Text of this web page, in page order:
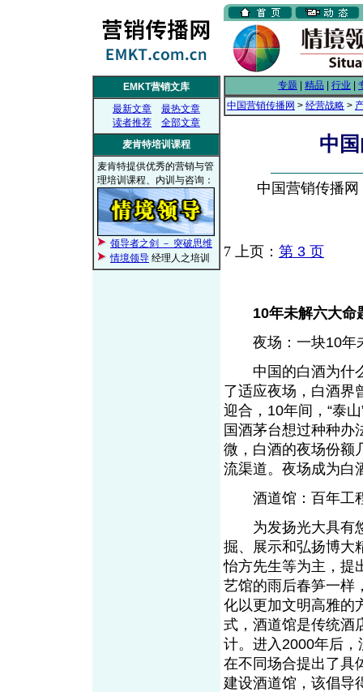
EMKT营销文库
最新文章
最热文章
读者推荐
全部文章
麦肯特培训课程
麦肯特提供优秀的营销与管
理培训课程、内训与咨询：
领导者之剑 － 突破思维
情境领导 经理人之培训
专题 精品 行业
中国营销传播网 > 经营战略 >
中
中国营销传播
7 上页： 第 3 页
10年未解六大命
夜场：一块10年
中国的白酒为什么
了适应夜场，白酒界
迎合，10年间，“泰
国酒茅台想过种种
微，白酒的夜场份额
流渠道。夜场成为白
酒道馆：百年工
为发扬光大具有悠
掘、展示和弘扬博大
怡方先生等为主，提
艺馆的雨后春笋一样
化以更加文明高雅的
式，酒道馆是传统酒
计。进入2000年后
在不同场合提出了具
建设酒道馆，该倡导